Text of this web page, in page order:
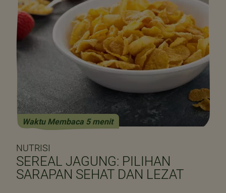
Waktu Membaca 5 menit
NUTRISI
SEREAL JAGUNG: PILIHAN
SARAPAN SEHAT DAN LEZAT